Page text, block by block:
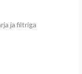
ja filtriga